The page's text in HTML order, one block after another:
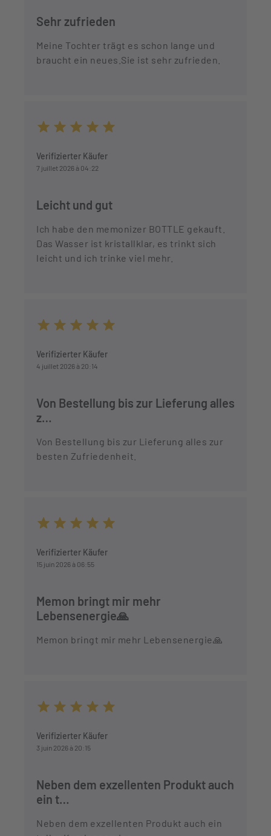
Sehr zufrieden
Meine Tochter trägt es schon lange und
braucht ein neues.Sie ist sehr zufrieden.
Verifizierter Käufer
7 juillet 2026 à 04:22
Leicht und gut
Ich habe den memonizer BOTTLE gekauft.
Das Wasser ist kristallklar, es trinkt sich
leicht und ich trinke viel mehr.
Verifizierter Käufer
4 juillet 2026 à 20:14
Von Bestellung bis zur Lieferung alles
z…
Von Bestellung bis zur Lieferung alles zur
besten Zufriedenheit.
Verifizierter Käufer
15 juin 2026 à 06:55
Memon bringt mir mehr
Lebensenergie🙏
Memon bringt mir mehr Lebensenergie🙏
Verifizierter Käufer
3 juin 2026 à 20:15
Neben dem exzellenten Produkt auch
ein t…
Neben dem exzellenten Produkt auch ein